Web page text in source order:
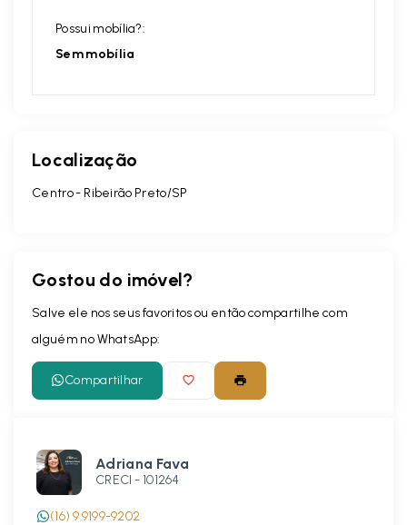
Possui mobília?:
Sem mobília
Localização
Centro - Ribeirão Preto/SP
Gostou do imóvel?
Salve ele nos seus favoritos ou então compartilhe com
alguém no WhatsApp:
Compartilhar
Adriana Fava
CRECI - 101264
(16) 9 9199-9202